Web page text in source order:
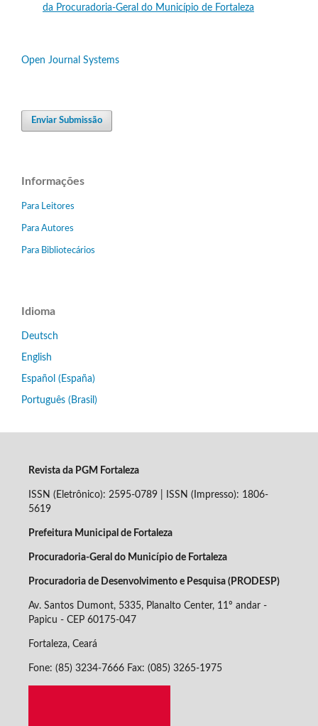
da Procuradoria-Geral do Município de Fortaleza
Open Journal Systems
Enviar Submissão
Informações
Para Leitores
Para Autores
Para Bibliotecários
Idioma
Deutsch
English
Español (España)
Português (Brasil)
Revista da PGM Fortaleza
ISSN (Eletrônico): 2595-0789 | ISSN (Impresso): 1806-
5619
Prefeitura Municipal de Fortaleza
Procuradoria-Geral do Município de Fortaleza
Procuradoria de Desenvolvimento e Pesquisa (PRODESP)
Av. Santos Dumont, 5335, Planalto Center, 11º andar -
Papicu - CEP 60175-047
Fortaleza, Ceará
Fone: (85) 3234-7666 Fax: (085) 3265-1975